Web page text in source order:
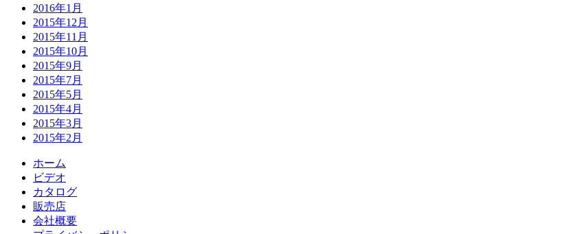
2016年1月
2015年12月
2015年11月
2015年10月
2015年9月
2015年7月
2015年5月
2015年4月
2015年3月
2015年2月
ホーム
ビデオ
カタログ
販売店
会社概要